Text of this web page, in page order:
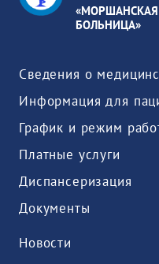
БОЛЬНИЦА»
Сведения о
Информация для
График и режим
Платные услуги
Диспансеризация
Документы
Новости